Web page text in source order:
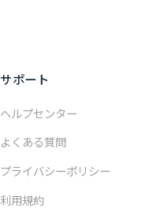
サポート
ヘルプセンター
よくある質問
プライバシーポリシー
利用規約